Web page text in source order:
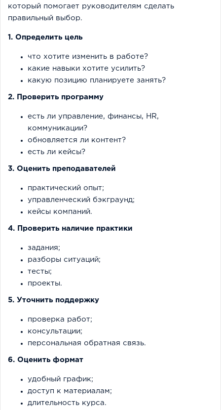
который помогает руководителям сделать
правильный выбор.
1. Определить цель
что хотите изменить в работе?
какие навыки хотите усилить?
какую позицию планируете занять?
2. Проверить программу
есть ли управление, финансы, HR,
коммуникации?
обновляется ли контент?
есть ли кейсы?
3. Оценить преподавателей
практический опыт;
управленческий бэкграунд;
кейсы компаний.
4. Проверить наличие практики
задания;
разборы ситуаций;
тесты;
проекты.
5. Уточнить поддержку
проверка работ;
консультации;
персональная обратная связь.
6. Оценить формат
удобный график;
доступ к материалам;
длительность курса.